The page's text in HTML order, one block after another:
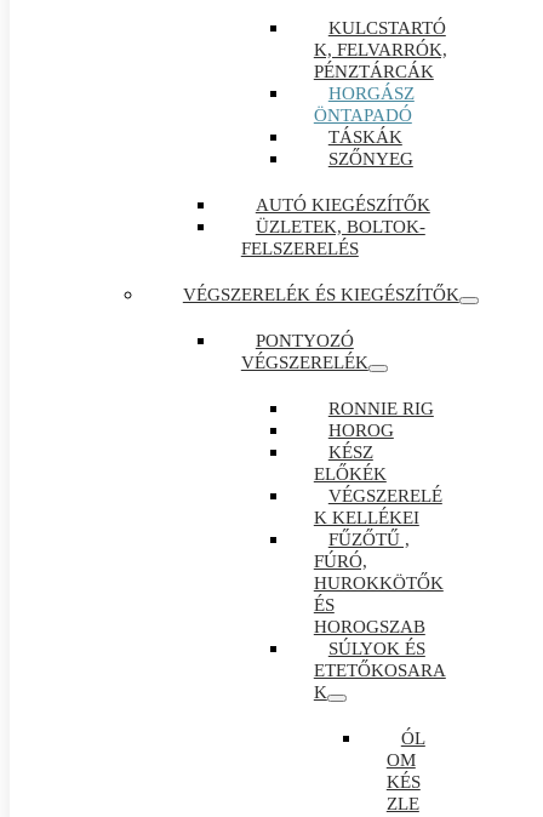
KULCSTARTÓ
K, FELVARRÓK,
PÉNZTÁRCÁK
HORGÁSZ
ÖNTAPADÓ
TÁSKÁK
SZŐNYEG
AUTÓ KIEGÉSZÍTŐK
ÜZLETEK, BOLTOK-
FELSZERELÉS
VÉGSZERELÉK ÉS KIEGÉSZÍTŐK
PONTYOZÓ
VÉGSZERELÉK
RONNIE RIG
HOROG
KÉSZ
ELŐKÉK
VÉGSZERELÉ
K KELLÉKEI
FŰZŐTŰ ,
FÚRÓ,
HUROKKÖTŐK
ÉS
HOROGSZAB
SÚLYOK ÉS
ETETŐKOSARA
K
ÓL
OM
KÉS
ZLE